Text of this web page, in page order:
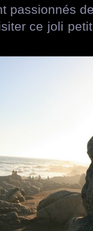
passionnés
ce joli